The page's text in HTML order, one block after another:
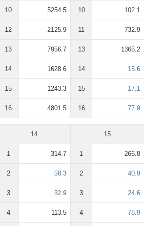
10 5254.5
12 2125.9
13 7956.7
14 1628.6
15 1243.3
16 4801.5
10 102.1
11 732.9
13 1365.2
14 15.6
15 17.1
16 77.9
14
1 314.7
2 58.3
3 32.9
4 113.5
15
1 266.8
2 40.9
3 24.6
4 78.9